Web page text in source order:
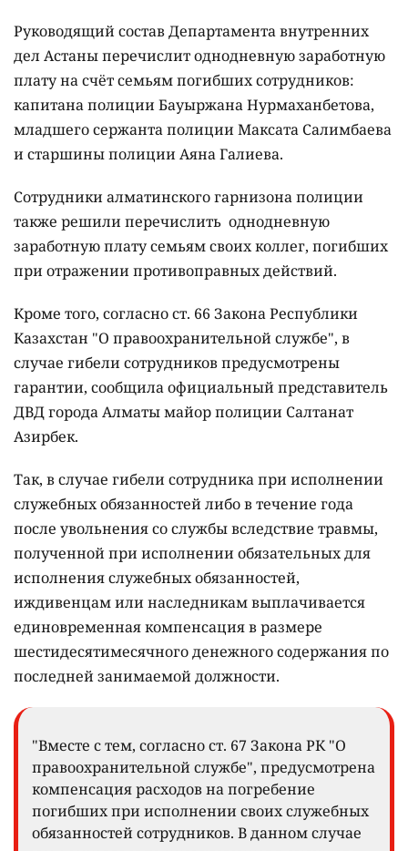
Руководящий состав Департамента внутренних
дел Астаны перечислит однодневную заработную
плату на счёт семьям погибших сотрудников:
капитана полиции Бауыржана Нурмаханбетова,
младшего сержанта полиции Максата Салимбаева
и старшины полиции Аяна Галиева.
Сотрудники алматинского гарнизона полиции
также решили перечислить однодневную
заработную плату семьям своих коллег, погибших
при отражении противоправных действий.
Кроме того, согласно ст. 66 Закона Республики
Казахстан "О правоохранительной службе", в
случае гибели сотрудников предусмотрены
гарантии, сообщила официальный представитель
ДВД города Алматы майор полиции Салтанат
Азирбек.
Так, в случае гибели сотрудника при исполнении
служебных обязанностей либо в течение года
после увольнения со службы вследствие травмы,
полученной при исполнении обязательных для
исполнения служебных обязанностей,
иждивенцам или наследникам выплачивается
единовременная компенсация в размере
шестидесятимесячного денежного содержания по
последней занимаемой должности.
"Вместе с тем, согласно ст. 67 Закона РК "О
правоохранительной службе", предусмотрена
компенсация расходов на погребение
погибших при исполнении своих служебных
обязанностей сотрудников. В данном случае